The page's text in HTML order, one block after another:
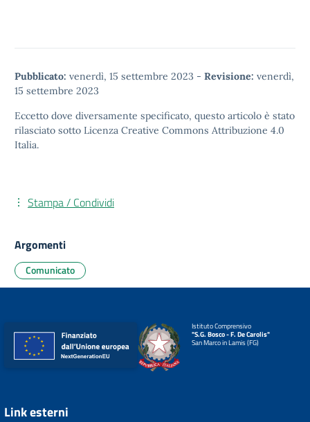
Pubblicato: venerdì, 15 settembre 2023 - Revisione: venerdì,
15 settembre 2023
Eccetto dove diversamente specificato, questo articolo è stato
rilasciato sotto Licenza Creative Commons Attribuzione 4.0
Italia.
Stampa / Condividi
Argomenti
Comunicato
Istituto Comprensivo
"S.G. Bosco - F. De Carolis"
San Marco in Lamis (FG)
Link esterni